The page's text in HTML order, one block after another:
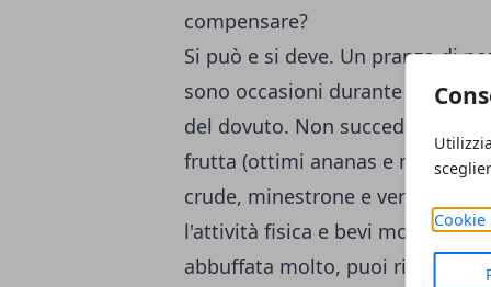
Cookie
compensare?
Si può e si deve. Un pranzo di
sono occasioni durante le quali
del dovuto. Non succede nulla
frutta (ottimi ananas e mele, per
crude, minestrone e verdure
l'attività fisica e bevi molta
abbuffata molto, puoi ricorrere